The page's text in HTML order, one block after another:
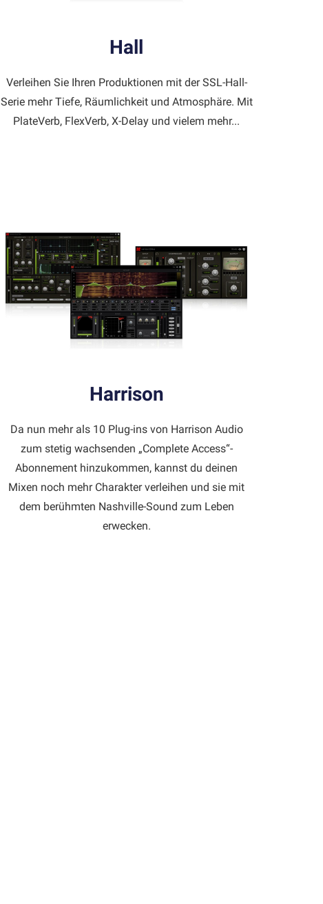
Hall
Verleihen Sie Ihren Produktionen mit der SSL-Hall-
Serie mehr Tiefe, Räumlichkeit und Atmosphäre. Mit
PlateVerb, FlexVerb, X-Delay und vielem mehr...
Harrison
Da nun mehr als 10 Plug-ins von Harrison Audio
zum stetig wachsenden „Complete Access“-
Abonnement hinzukommen, kannst du deinen
Mixen noch mehr Charakter verleihen und sie mit
dem berühmten Nashville-Sound zum Leben
erwecken.